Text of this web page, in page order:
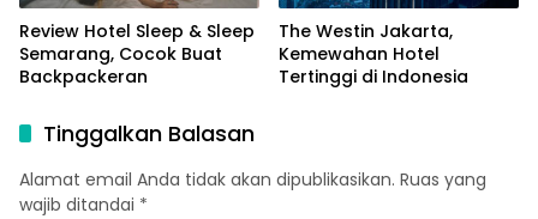
Review Hotel Sleep & Sleep
Semarang, Cocok Buat
Backpackeran
The Westin Jakarta,
Kemewahan Hotel
Tertinggi di Indonesia
Tinggalkan Balasan
Alamat email Anda tidak akan dipublikasikan. Ruas yang
wajib ditandai *